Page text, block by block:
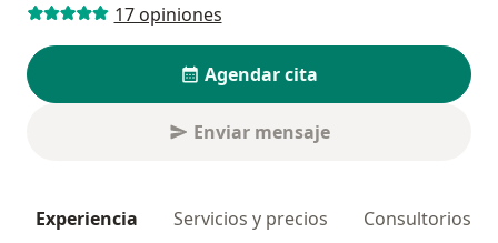
17 opiniones
Agendar cita
Enviar mensaje
Experiencia Servicios y precios Consultorios